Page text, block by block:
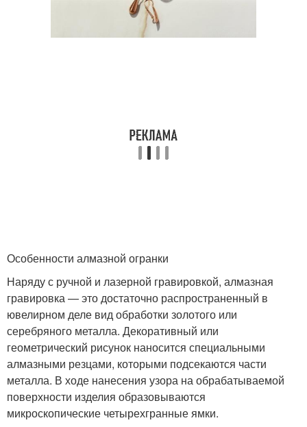
Особенности алмазной огранки
Наряду с ручной и лазерной гравировкой, алмазная
гравировка — это достаточно распространенный в
ювелирном деле вид обработки золотого или
серебряного металла. Декоративный или
геометрический рисунок наносится специальными
алмазными резцами, которыми подсекаются части
металла. В ходе нанесения узора на обрабатываемой
поверхности изделия образовываются
микроскопические четырехгранные ямки.